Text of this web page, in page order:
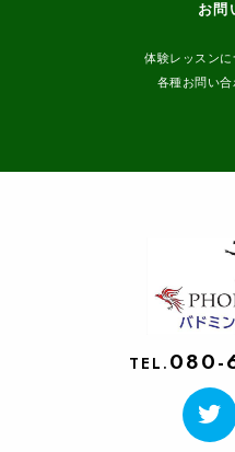
お問
体験レッスン
各種お問い
TEL. 080-